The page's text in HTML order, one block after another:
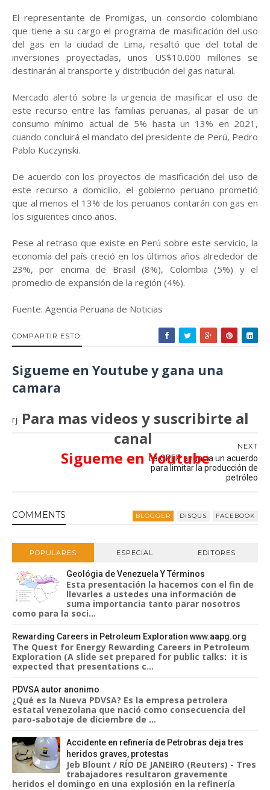
El representante de Promigas, un consorcio colombiano
que tiene a su cargo el programa de masificación del uso
del gas en la ciudad de Lima, resaltó que del total de
inversiones proyectadas, unos US$10.000 millones se
destinarán al transporte y distribución del gas natural.
Mercado alertó sobre la urgencia de masificar el uso de
este recurso entre las familias peruanas, al pasar de un
consumo mínimo actual de 5% hasta un 13% en 2021,
cuando concluirá el mandato del presidente de Perú, Pedro
Pablo Kuczynski.
De acuerdo con los proyectos de masificación del uso de
este recurso a domicilio, el gobierno peruano prometió
que al menos el 13% de los peruanos contarán con gas en
los siguientes cinco años.
Pese al retraso que existe en Perú sobre este servicio, la
economía del país creció en los últimos años alrededor de
23%, por encima de Brasil (8%), Colombia (5%) y el
promedio de expansión de la región (4%).
Fuente: Agencia Peruana de Noticias
COMPARTIR ESTO:
Sigueme en Youtube y gana una
camara
Para mas videos y suscribirte al
canal
Sigueme en Youtube
rj
NEXT
La OPEP anuncia un acuerdo
para limitar la producción de
petróleo
COMMENTS BLOGGER DISQUS FACEBOOK
POPULARES ESPECIAL EDITORES
Geológia de Venezuela Y Términos
Esta presentación la hacemos con el fin de
llevarles a ustedes una información de
suma importancia tanto parar nosotros
como para la soci...
Rewarding Careers in Petroleum Exploration www.aapg.org
The Quest for Energy Rewarding Careers in Petroleum
Exploration (A slide set prepared for public talks: it is
expected that presentations c...
PDVSA autor anonimo
¿Qué es la Nueva PDVSA? Es la empresa petrolera
estatal venezolana que nació como consecuencia del
paro-sabotaje de diciembre de ...
Accidente en refinería de Petrobras deja tres
heridos graves, protestas
Jeb Blount / RÍO DE JANEIRO (Reuters) - Tres
trabajadores resultaron gravemente
heridos el domingo en una explosión en la refinería